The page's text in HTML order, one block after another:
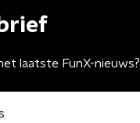
laatste FunX-nieuws?